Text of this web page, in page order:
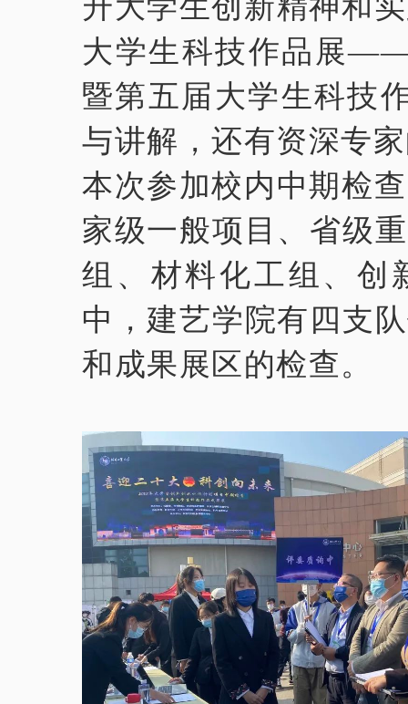
升大学生创新精神和
大学生科技作品展
暨第五届大学生科技
与讲解，还有资深专
本次参加校内中期检
家级一般项目、省级
组、材料化工组、创
中，建艺学院有四支
和成果展区的检查。